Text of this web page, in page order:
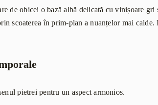
de obicei o bază albă delicată cu vinișoare
scoaterea în prim-plan a nuanțelor mai
pietrei pentru un aspect armonios.